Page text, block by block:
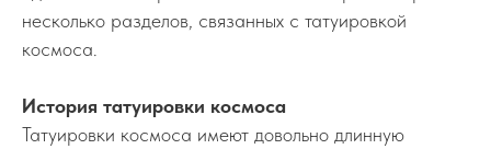
несколько разделов, связанных с татуировкой
космоса.
История татуировки космоса
Татуировки космоса имеют довольно длинную